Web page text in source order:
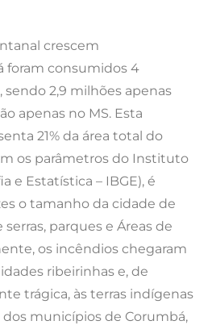
crescem
foram consumidos 4
2,9 milhões apenas
apenas no MS. Esta
21% da área total do
os parâmetros do Instituto
e Estatística – IBGE), é
o tamanho da cidade de
serras, parques e Áreas de
os incêndios chegaram
ribeirinhas e, de
trágica, às terras indígenas
dos municípios de Corumbá,